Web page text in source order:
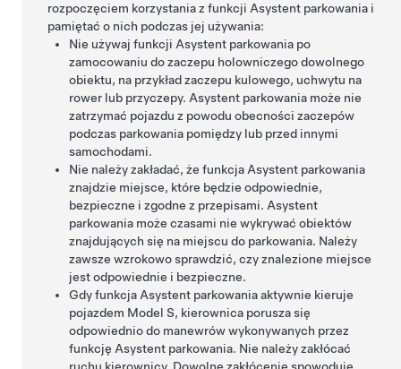
rozpoczęciem korzystania z funkcji Asystent parkowania i
pamiętać o nich podczas jej używania:
Nie używaj funkcji Asystent parkowania po
zamocowaniu do zaczepu holowniczego dowolnego
obiektu, na przykład zaczepu kulowego, uchwytu na
rower lub przyczepy. Asystent parkowania może nie
zatrzymać pojazdu z powodu obecności zaczepów
podczas parkowania pomiędzy lub przed innymi
samochodami.
Nie należy zakładać, że funkcja Asystent parkowania
znajdzie miejsce, które będzie odpowiednie,
bezpieczne i zgodne z przepisami. Asystent
parkowania może czasami nie wykrywać obiektów
znajdujących się na miejscu do parkowania. Należy
zawsze wzrokowo sprawdzić, czy znalezione miejsce
jest odpowiednie i bezpieczne.
Gdy funkcja Asystent parkowaniaaktywnie kieruje
pojazdem Model S, kierownica porusza się
odpowiednio do manewrów wykonywanych przez
funkcję Asystent parkowania. Nie należy zakłócać